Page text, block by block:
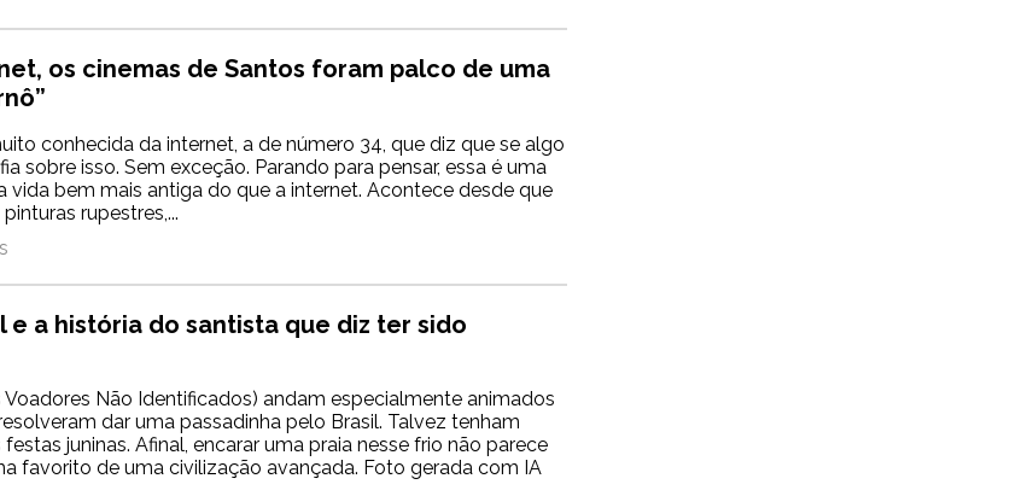
os cinemas de Santos foram palco de uma
conhecida da internet, a de número 34, que diz que se algo
sobre isso. Sem exceção. Parando para pensar, essa é uma
vida bem mais antiga do que a internet. Acontece desde que
rupestres,...
e a história do santista que diz ter sido
Voadores Não Identificados) andam especialmente animados
dar uma passadinha pelo Brasil. Talvez tenham
juninas. Afinal, encarar uma praia nesse frio não parece
favorito de uma civilização avançada. Foto gerada com IA